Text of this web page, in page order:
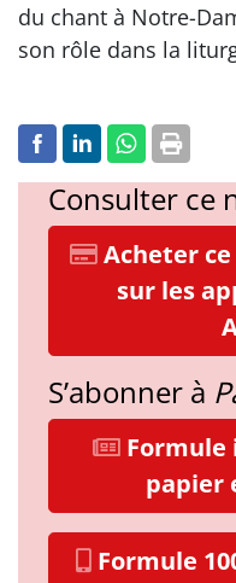
du chant à Notre-
son rôle dans la
Consulter ce
Acheter ce
sur les
S’abonner à
Formule
papier
Formule